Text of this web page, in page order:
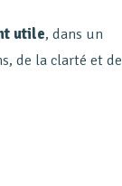
utile, dans un
de la clarté et de